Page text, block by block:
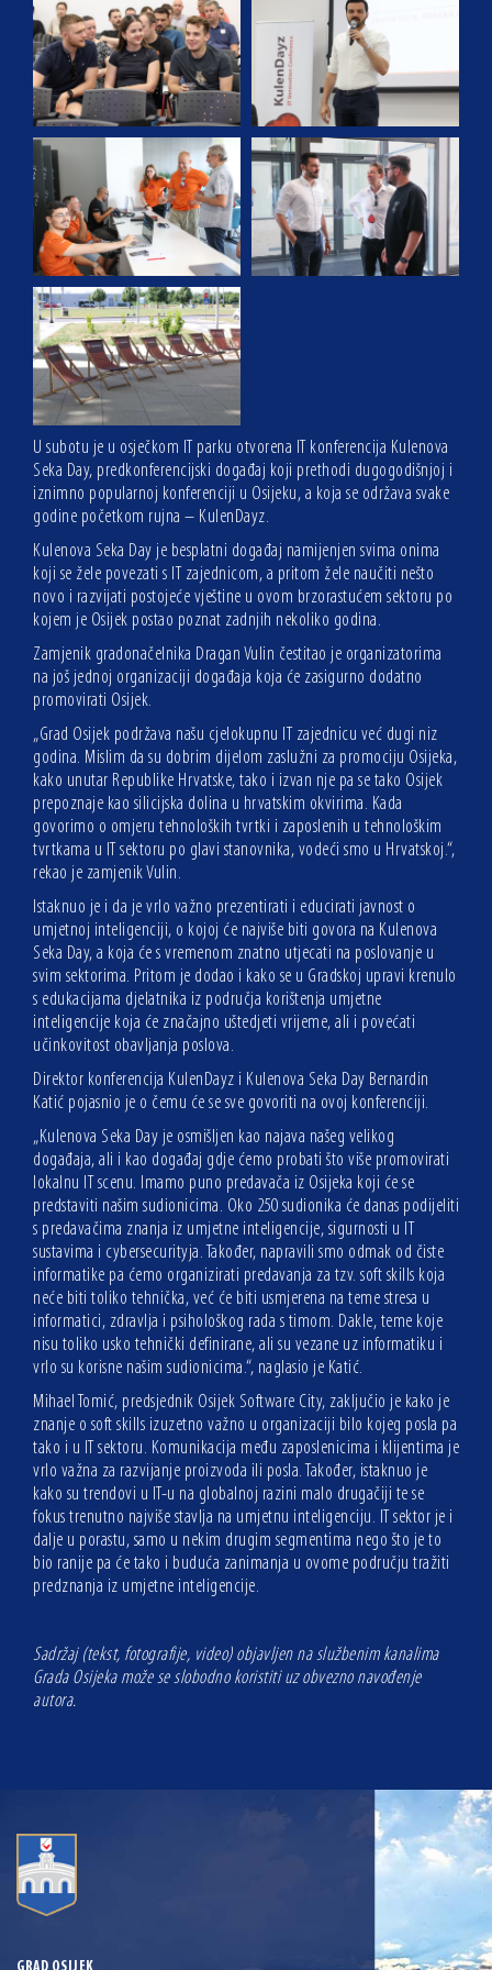
U subotu je u osječkom IT parku otvorena IT konferencija Kulenova
Seka Day, predkonferencijski događaj koji prethodi dugogodišnjoj i
iznimno popularnoj konferenciji u Osijeku, a koja se održava svake
godine početkom rujna – KulenDayz.
Kulenova Seka Day je besplatni događaj namijenjen svima onima
koji se žele povezati s IT zajednicom, a pritom žele naučiti nešto
novo i razvijati postojeće vještine u ovom brzorastućem sektoru po
kojem je Osijek postao poznat zadnjih nekoliko godina.
Zamjenik gradonačelnika Dragan Vulin čestitao je organizatorima
na još jednoj organizaciji događaja koja će zasigurno dodatno
promovirati Osijek.
„Grad Osijek podržava našu cjelokupnu IT zajednicu već dugi niz
godina. Mislim da su dobrim dijelom zaslužni za promociju Osijeka,
kako unutar Republike Hrvatske, tako i izvan nje pa se tako Osijek
prepoznaje kao silicijska dolina u hrvatskim okvirima. Kada
govorimo o omjeru tehnoloških tvrtki i zaposlenih u tehnološkim
tvrtkama u IT sektoru po glavi stanovnika, vodeći smo u Hrvatskoj.“,
rekao je zamjenik Vulin.
Istaknuo je i da je vrlo važno prezentirati i educirati javnost o
umjetnoj inteligenciji, o kojoj će najviše biti govora na Kulenova
Seka Day, a koja će s vremenom znatno utjecati na poslovanje u
svim sektorima. Pritom je dodao i kako se u Gradskoj upravi krenulo
s edukacijama djelatnika iz područja korištenja umjetne
inteligencije koja će značajno uštedjeti vrijeme, ali i povećati
učinkovitost obavljanja poslova.
Direktor konferencija KulenDayz i Kulenova Seka Day Bernardin
Katić pojasnio je o čemu će se sve govoriti na ovoj konferenciji.
„Kulenova Seka Day je osmišljen kao najava našeg velikog
događaja, ali i kao događaj gdje ćemo probati što više promovirati
lokalnu IT scenu. Imamo puno predavača iz Osijeka koji će se
predstaviti našim sudionicima. Oko 250 sudionika će danas podijeliti
s predavačima znanja iz umjetne inteligencije, sigurnosti u IT
sustavima i cybersecurityja. Također, napravili smo odmak od čiste
informatike pa ćemo organizirati predavanja za tzv. soft skills koja
neće biti toliko tehnička, već će biti usmjerena na teme stresa u
informatici, zdravlja i psihološkog rada s timom. Dakle, teme koje
nisu toliko usko tehnički definirane, ali su vezane uz informatiku i
vrlo su korisne našim sudionicima.“, naglasio je Katić.
Mihael Tomić, predsjednik Osijek Software City, zaključio je kako je
znanje o soft skills izuzetno važno u organizaciji bilo kojeg posla pa
tako i u IT sektoru. Komunikacija među zaposlenicima i klijentima je
vrlo važna za razvijanje proizvoda ili posla. Također, istaknuo je
kako su trendovi u IT-u na globalnoj razini malo drugačiji te se
fokus trenutno najviše stavlja na umjetnu inteligenciju. IT sektor je i
dalje u porastu, samo u nekim drugim segmentima nego što je to
bio ranije pa će tako i buduća zanimanja u ovome području tražiti
predznanja iz umjetne inteligencije.
Sadržaj (tekst, fotografije, video) objavljen na službenim kanalima
Grada Osijeka može se slobodno koristiti uz obvezno navođenje
autora.